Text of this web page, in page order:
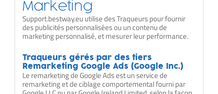
Marketing
Support.bestway.eu utilise des Traqueurs pour fournir
des publicités personnalisées ou un contenu de
marketing personnalisé, et mesurer leur performance.
Traqueurs gérés par des tiers
Remarketing Google Ads (Google Inc.)
Le remarketing de Google Ads est un service de
remarketing et de ciblage comportemental fourni par